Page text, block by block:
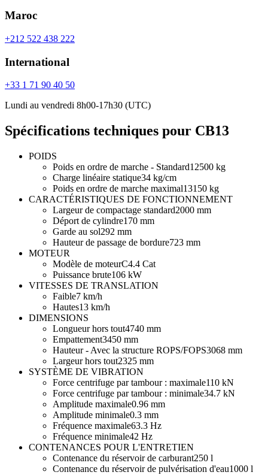
Maroc
+212 522 438 222
International
+33 1 71 90 40 50
Lundi au vendredi 8h00-17h30 (UTC)
Spécifications techniques pour CB13
POIDS
Poids en ordre de marche - Standard12500 kg
Charge linéaire statique34 kg/cm
Poids en ordre de marche maximal13150 kg
CARACTÉRISTIQUES DE FONCTIONNEMENT
Largeur de compactage standard2000 mm
Déport de cylindre170 mm
Garde au sol292 mm
Hauteur de passage de bordure723 mm
MOTEUR
Modèle de moteurC4.4 Cat
Puissance brute106 kW
VITESSES DE TRANSLATION
Faible7 km/h
Hautes13 km/h
DIMENSIONS
Longueur hors tout4740 mm
Empattement3450 mm
Hauteur - Avec la structure ROPS/FOPS3068 mm
Largeur hors tout2325 mm
SYSTÈME DE VIBRATION
Force centrifuge par tambour : maximale110 kN
Force centrifuge par tambour : minimale34.7 kN
Amplitude maximale0.96 mm
Amplitude minimale0.3 mm
Fréquence maximale63.3 Hz
Fréquence minimale42 Hz
CONTENANCES POUR L'ENTRETIEN
Contenance du réservoir de carburant250 l
Contenance du réservoir de pulvérisation d'eau1000 l